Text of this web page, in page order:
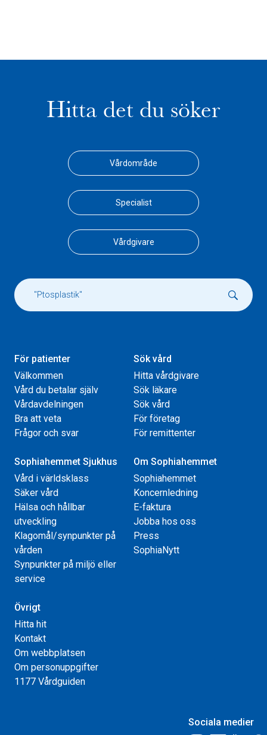
Hitta det du söker
Vårdområde
Specialist
Vårdgivare
För patienter
Välkommen
Vård du betalar själv
Vårdavdelningen
Bra att veta
Frågor och svar
Sök vård
Hitta vårdgivare
Sök läkare
Sök vård
För företag
För remittenter
Sophiahemmet Sjukhus
Vård i världsklass
Säker vård
Hälsa och hållbar
utveckling
Klagomål/synpunkter på
vården
Synpunkter på miljö eller
service
Om Sophiahemmet
Sophiahemmet
Koncernledning
E-faktura
Jobba hos oss
Press
SophiaNytt
Övrigt
Hitta hit
Kontakt
Om webbplatsen
Om personuppgifter
1177 Vårdguiden
Sociala medier